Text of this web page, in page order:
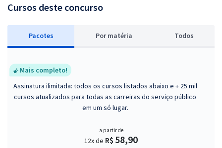
Cursos deste concurso
Pacotes Por matéria Todos
Mais completo!
Assinatura ilimitada: todos os cursos listados abaixo e + 25 mil
cursos atualizados para todas as carreiras do serviço público
em um só lugar.
a partir de
12x de R$ 58,90